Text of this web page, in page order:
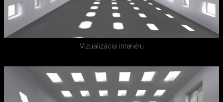
Vizualizácia interiéru